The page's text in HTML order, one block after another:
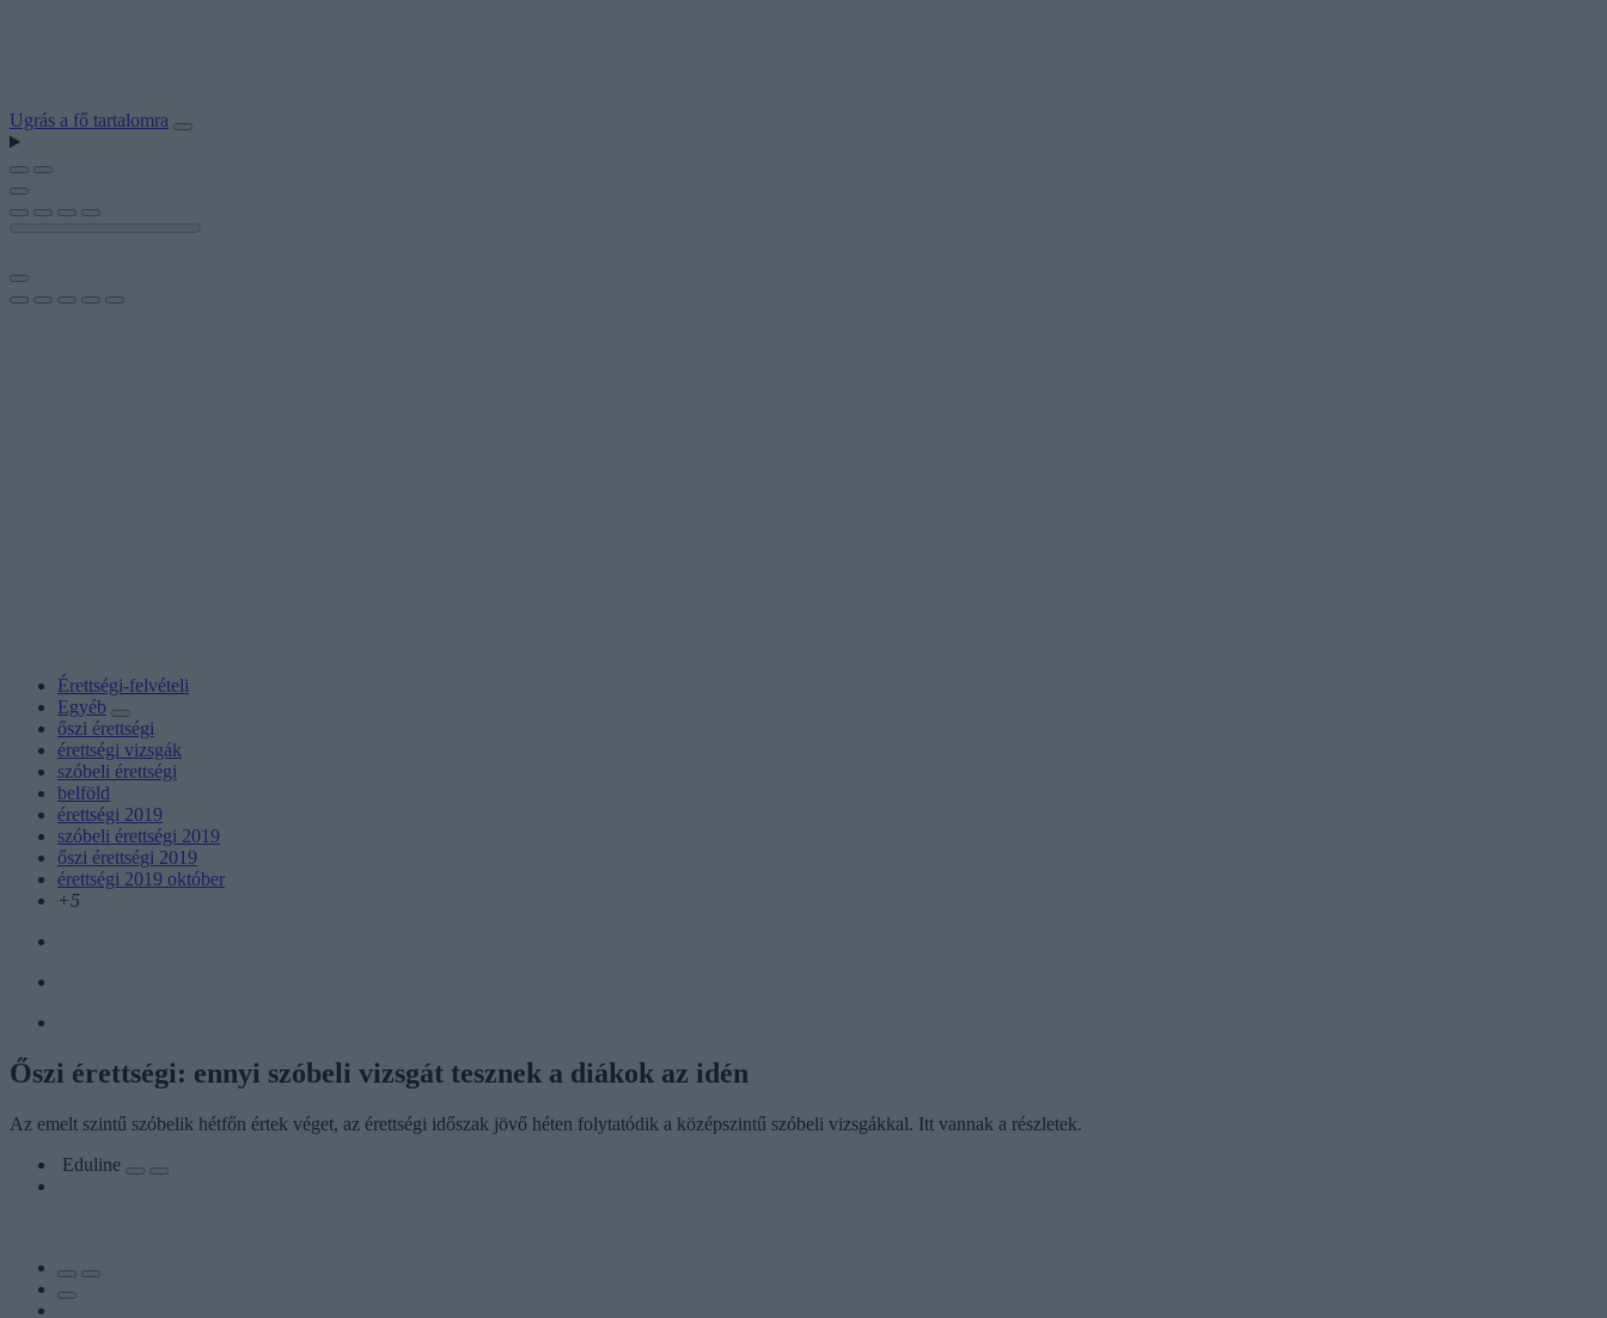
Ugrás a fő tartalomra
Érettségi-felvételi
Egyéb
őszi érettségi
érettségi vizsgák
szóbeli érettségi
belföld
érettségi 2019
szóbeli érettségi 2019
őszi érettségi 2019
érettségi 2019 október
+5
Őszi érettségi: ennyi szóbeli vizsgát tesznek a diákok az idén
Az emelt szintű szóbelik hétfőn értek véget, az érettségi időszak jövő héten folytatódik a középszintű szóbeli vizsgákkal. Itt vannak a részletek.
Eduline